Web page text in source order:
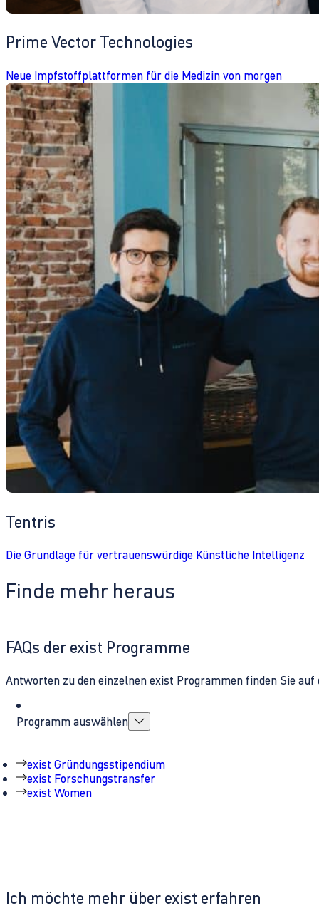
Prime Vector Technologies
Neue Impfstoffplattformen für die Medizin von morgen
Tentris
Die Grundlage für vertrauenswürdige Künstliche Intelligenz
Finde mehr heraus
Ich möchte mehr über exist erfahren
FAQs der exist Programme
Antworten zu den einzelnen exist Programmen finden Sie
Programm auswählen
exist Gründungsstipendium
exist Forschungstransfer
exist Women